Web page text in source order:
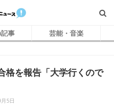
事 芸能・音楽
格を報告「大学行くので
5日